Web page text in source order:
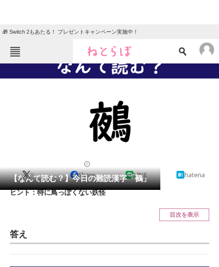
🎁 Switch 2もあたる！ プレゼントキャンペーン実施中！
ねとらぼメニュー
TOP ニュース
クイズ
地域
教育・育児
会員記事
ITの今と未来を見通す
【なんて読む？】今日の難読漢字「鵺」
X Share LINE hatena
ヒント：特に鳥っぽくない妖怪
目次を表示
答え